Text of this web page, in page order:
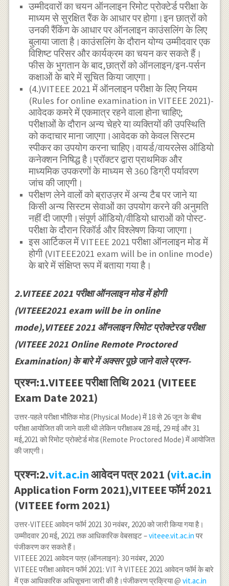
उम्मीदवारों का चयन ऑनलाइन रिमोट प्रोक्टेर्ड परीक्षा के
माध्यम से सुरक्षित रैंक के आधार पर होगा।इन छात्रों को
उनकी रैंकिंग के आधार पर ऑनलाइन काउंसलिंग के लिए
बुलाया जाता है।काउंसलिंग के दौरान योग्य उम्मीदवार एक
विशिष्ट परिसर और कार्यक्रम का चयन कर सकते हैं।
फीस के भुगतान के बाद,छात्रों को ऑनलाइन/इन-पर्सन
कक्षाओं के बारे में सूचित किया जाएगा।
(4.)VITEEE 2021 में ऑनलाइन परीक्षा के लिए नियम
(Rules for online examination in VITEEE 2021)-
आवेदक कमरे में एकमात्र रहने वाला होना चाहिए;
परीक्षाओं के दौरान अन्य चेहरे या व्यक्तियों की उपस्थिति
को कदाचार माना जाएगा।आवेदक को केवल सिस्टम
स्पीकर का उपयोग करना चाहिए।वायर्ड/वायरलेस ऑडियो
कनेक्शन निषिद्ध है।प्रॉक्टर द्वारा प्राथमिक और
माध्यमिक उपकरणों के माध्यम से 360 डिग्री पर्यावरण
जांच की जाएगी।
परीक्षण लेने वालों को ब्राउज़र में अन्य टैब पर जाने या
किसी अन्य सिस्टम सेवाओं का उपयोग करने की अनुमति
नहीं दी जाएगी।संपूर्ण ऑडियो/वीडियो धाराओं को पोस्ट-
परीक्षा के दौरान रिकॉर्ड और विश्लेषण किया जाएगा।
इस आर्टिकल में VITEEE 2021 परीक्षा ऑनलाइन मोड में
होगी (VITEEE2021 exam will be in online mode)
के बारे में संक्षिप्त रूप में बताया गया है।
2.VITEEE 2021 परीक्षा ऑनलाइन मोड में होगी
(VITEEE2021 exam will be in online
mode),VITEEE 2021 ऑनलाइन रिमोट प्रोक्टेरड परीक्षा
(VITEEE 2021 Online Remote Proctored
Examination) के बारे में अक्सर पूछे जाने वाले प्रश्न-
प्रश्न:1.VITEEE परीक्षा तिथि 2021 (VITEEE
Exam Date 2021)
उत्तर-पहले परीक्षा भौतिक मोड (Physical Mode) में 18 से 26 जून के बीच
परीक्षा आयोजित की जाने वाली थी लेकिन परीक्षाअब 28 मई, 29 मई और 31
मई,2021 को रिमोट प्रोक्टेर्ड मोड (Remote Proctored Mode) में आयोजित
की जाएगी।
प्रश्न:2.vit.ac.inआवेदन पत्र 2021 (vit.ac.in
Application Form 2021),VITEEE फॉर्म 2021
(VITEEE form 2021)
उत्तर-VITEEE आवेदन फॉर्म 2021 30 नवंबर, 2020 को जारी किया गया है।
उम्मीदवार 20 मई, 2021 तक आधिकारिक वेबसाइट –viteee.vit.ac.in पर
पंजीकरण कर सकते हैं।
VITEEE 2021 आवेदन पत्र (ऑनलाइन): 30 नवंबर, 2020
VITEEE परीक्षा आवेदन फॉर्म 2021: VIT ने VITEEE 2021 आवेदन फॉर्म के बारे
में एक आधिकारिक अधिसूचना जारी की है।पंजीकरण प्रक्रिया @ vit.ac.in